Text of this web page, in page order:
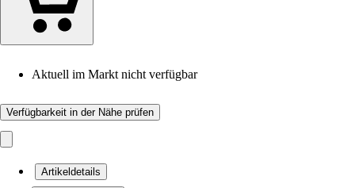
Aktuell im Markt nicht verfügbar
Verfügbarkeit in der Nähe prüfen
Artikeldetails